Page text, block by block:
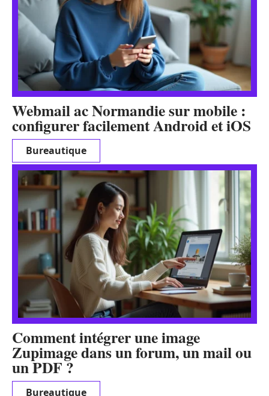
Webmail ac Normandie sur mobile :
configurer facilement Android et iOS
Bureautique
Comment intégrer une image
Zupimage dans un forum, un mail ou
un PDF ?
Bureautique